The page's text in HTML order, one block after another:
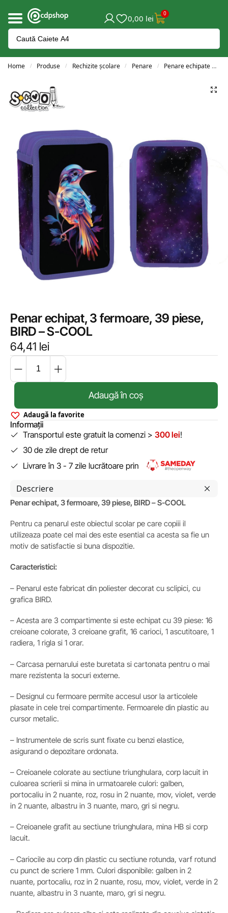
0,00 lei 0
Home / Produse / Rechizite școlare / Penare / Penare echipate
Penar echipat, 3 fermoare, 39 piese,
BIRD – S-COOL
64,41 lei
Adaugă în coș
Adaugă la favorite
Informații
Transportul este gratuit la comenzi > 300 lei!
30 de zile drept de retur
Livrare în 3 - 7 zile lucrătoare prin
Descriere
Penar echipat, 3 fermoare, 39 piese, BIRD – S-COOL
Pentru ca penarul este obiectul scolar pe care copiii il
utilizeaza poate cel mai des este esential ca acesta sa fie un
motiv de satisfactie si buna dispozitie.
Caracteristici:
– Penarul este fabricat din poliester decorat cu sclipici, cu
grafica BIRD.
– Acesta are 3 compartimente si este echipat cu 39 piese: 16
creioane colorate, 3 creioane grafit, 16 carioci, 1 ascutitoare, 1
radiera, 1 rigla si 1 orar.
– Carcasa pernarului este buretata si cartonata pentru o mai
mare rezistenta la socuri externe.
– Designul cu fermoare permite accesul usor la articolele
plasate in cele trei compartimente. Fermoarele din plastic au
cursor metalic.
– Instrumentele de scris sunt fixate cu benzi elastice,
asigurand o depozitare ordonata.
– Creioanele colorate au sectiune triunghulara, corp lacuit in
culoarea scrierii si mina in urmatoarele culori: galben,
portocaliu in 2 nuante, roz, rosu in 2 nuante, mov, violet, verde
in 2 nuante, albastru in 3 nuante, maro, gri si negru.
– Creioanele grafit au sectiune triunghulara, mina HB si corp
lacuit.
– Cariocile au corp din plastic cu sectiune rotunda, varf rotund
cu punct de scriere 1 mm. Culori disponibile: galben in 2
nuante, portocaliu, roz in 2 nuante, rosu, mov, violet, verde in 2
nuante, albastru in 3 nuante, maro, gri si negru.